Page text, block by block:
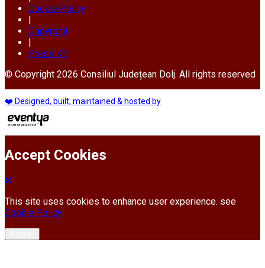
Cookie Policy
|
Copyright
|
Press Kit
© Copyright 2026 Consiliul Județean Dolj. All rights reserved
❤️ Designed, built, maintained & hosted by
Accept Cookies
This site uses cookies to enhance user experience. see
Cookie Policy